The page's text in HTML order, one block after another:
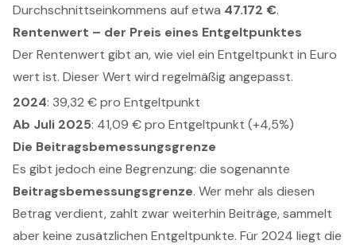
Durchschnittseinkommens auf etwa 47.172 €.
Rentenwert – der Preis eines Entgeltpunktes
Der Rentenwert gibt an, wie viel ein Entgeltpunkt in Euro
wert ist. Dieser Wert wird regelmäßig angepasst.
2024: 39,32 € pro Entgeltpunkt
Ab Juli 2025: 41,09 € pro Entgeltpunkt (+4,5%)
Die Beitragsbemessungsgrenze
Es gibt jedoch eine Begrenzung: die sogenannte
Beitragsbemessungsgrenze. Wer mehr als diesen
Betrag verdient, zahlt zwar weiterhin Beiträge, sammelt
aber keine zusätzlichen Entgeltpunkte. Für 2024 liegt die